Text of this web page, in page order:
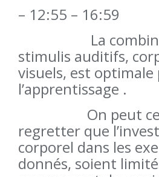
– 12:55 – 16:59
La
stimulis auditifs,
visuels, est optimale
l’apprentissage .
On peut
regretter que
corporel dans les
donnés, soient